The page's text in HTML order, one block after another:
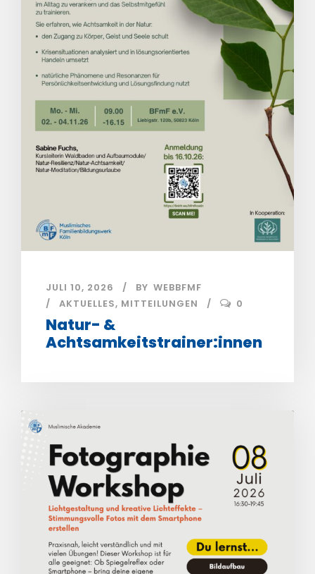
JULI 10, 2026 BY WEBBFMF
AKTUELLES, MITTEILUNGEN 0
Natur- &
Achtsamkeitstrainer:innen